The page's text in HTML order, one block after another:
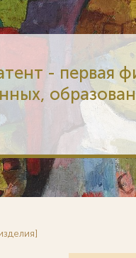
- первая